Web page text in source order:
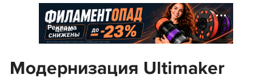
Реклама
Модернизация Ultimaker